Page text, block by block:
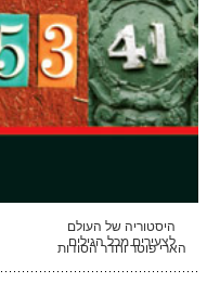
היסטוריה של העולם
לצעירים מכל הגילים
הארי פוטר וחדר הסודות